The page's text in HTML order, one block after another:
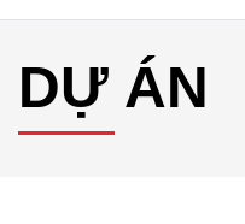
DỰ ÁN